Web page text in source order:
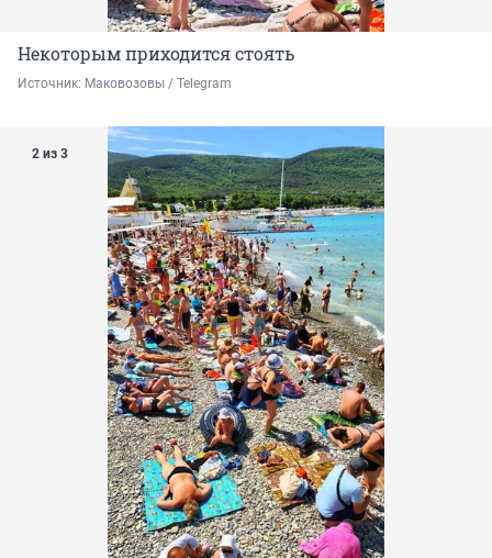
Некоторым приходится стоять
Источник: Маковозовы / Telegram
2 из 3